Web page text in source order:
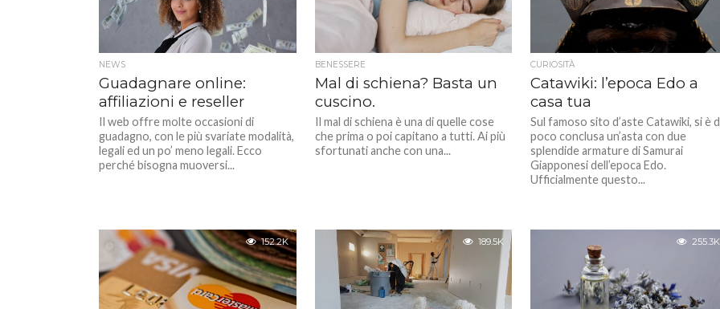
NEWS
Guadagnare online:
affiliazioni e reseller
Il web offre molte occasioni di
guadagno, con le più svariate modalità,
legali ed un po’ meno legali. Ecco
perché bisogna muoversi...
BENESSERE
Mal di schiena? Basta un
cuscino.
Il mal di schiena è una di quelle cose
che prima o poi capitano a tutti. Ai più
sfortunati anche con una...
CURIOSITÀ
Catawiki: l’epoca Edo a
casa tua
Sul famoso sito d’aste Catawiki, si è
poco conclusa un’asta con due
splendide armature di Samurai
Giapponesi dell’epoca Edo.
Ufficialmente questo...
152.2K 189.5K 255.3K